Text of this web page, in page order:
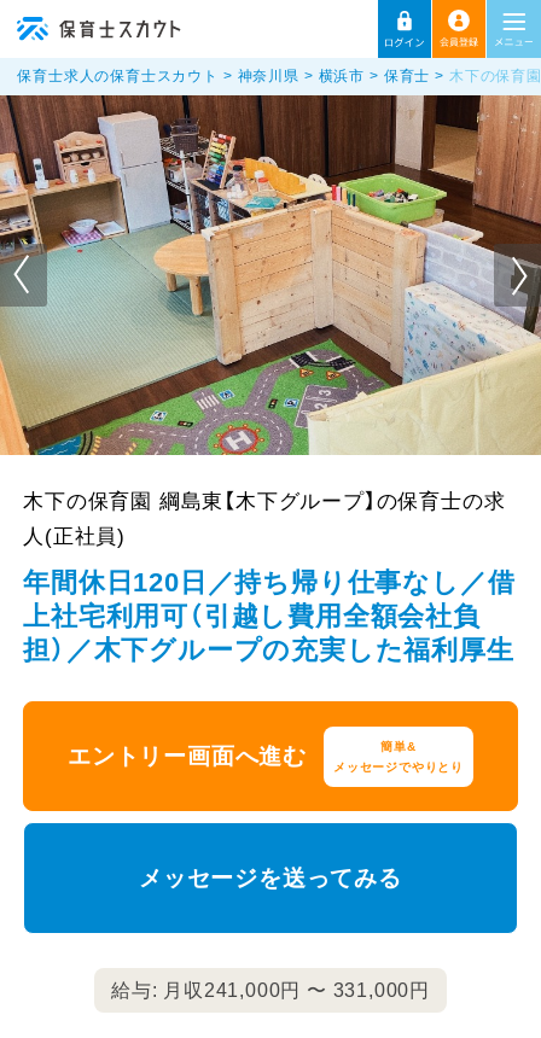
保育士求人の保育士スカウト 神奈川県 横浜市 保育士 木下の保育
木下の保育園 綱島東【木下グループ】の保育士の求
人(正社員)
年間休日120日／持ち帰り仕事なし／借
上社宅利用可（引越し費用全額会社負
担）／木下グループの充実した福利厚生
エントリー画面へ進む
簡単&
メッセージでやりとり
メッセージを送ってみる
給与: 月収241,000円 〜 331,000円